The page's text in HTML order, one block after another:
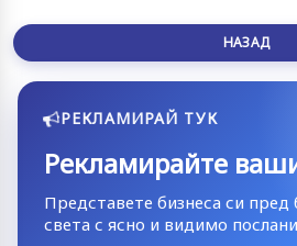
НАЗАД
РЕКЛАМИРАЙ ТУК
Рекламирайте
Представете бизнеса си пред
света с ясно и видимо